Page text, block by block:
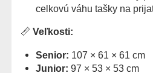
celkovú váhu tašky na
📏 Veľkosti:
Senior: 107 × 61 × 61 cm
Junior: 97 × 53 × 53 cm